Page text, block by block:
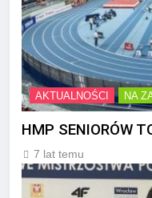
AKTUALNOŚCI NA
HMP SENIORÓW
7 lat temu